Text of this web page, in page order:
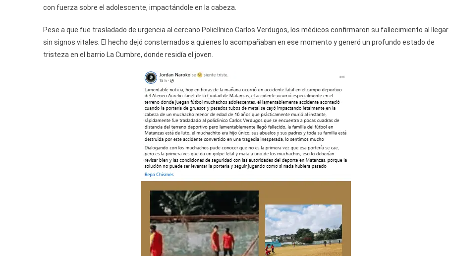
con fuerza sobre el adolescente, impactándole en la cabeza.
Pese a que fue trasladado de urgencia al cercano Policlínico Carlos Verdugos, los médicos confirmaron su fallecimiento al llegar
sin signos vitales. El hecho dejó consternados a quienes lo acompañaban en ese momento y generó un profundo estado de
tristeza en el barrio La Cumbre, donde residía el joven.